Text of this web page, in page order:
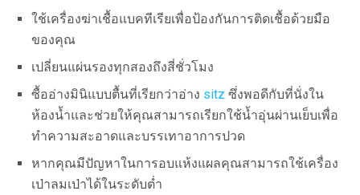
ใช้เครื่องฆ่าเชื้อแบคทีเรียเพื่อป้องกันการติดเชื้อด้วยมือ
ของคุณ
เปลี่ยนแผ่นรองทุกสองถึงสี่ชั่วโมง
ซื้ออ่างมินิแบบตื้นที่เรียกว่าอ่าง sitz ซึ่งพอดีกับที่นั่งใน
ห้องน้ำและช่วยให้คุณสามารถเรียกใช้น้ำอุ่นผ่านเย็บเพื่อ
ทำความสะอาดและบรรเทาอาการปวด
หากคุณมีปัญหาในการอบแห้งแผลคุณสามารถใช้เครื่อง
เป่าลมเป่าได้ในระดับต่ำ